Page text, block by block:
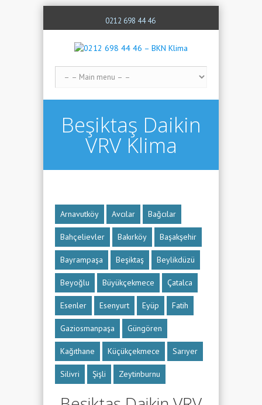
0212 698 44 46
Beşiktaş Daikin
VRV Klima
Arnavutköy Avcılar Bağcılar
Bahçelievler Bakırköy Başakşehir
Bayrampaşa Beşiktaş Beylikdüzü
Beyoğlu Büyükçekmece Çatalca
Esenler Esenyurt Eyüp Fatih
Gaziosmanpaşa Güngören
Kağıthane Küçükçekmece Sarıyer
Silivri Şişli Zeytinburnu